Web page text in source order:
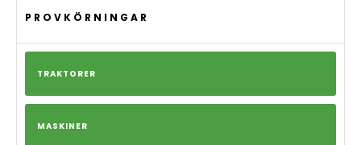
PROVKÖRNINGAR
TRAKTORER
MASKINER